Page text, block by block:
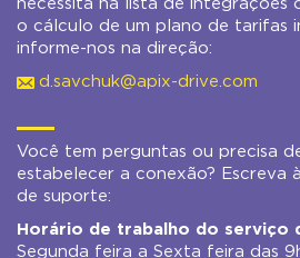
necessita na lista de integrações
o cálculo de um plano de tarifas
informe-nos na direção:
d.savchuk@apix-drive.com
Você tem perguntas ou precisa
estabelecer a conexão? Escreva
de suporte:
Horário de trabalho do serviço
Segunda feira a Sexta feira das